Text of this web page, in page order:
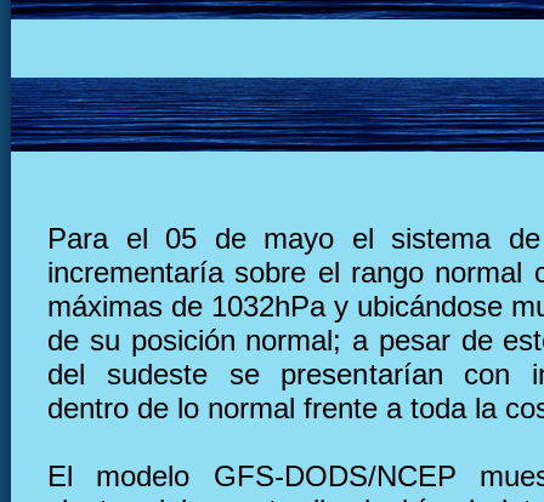
Para el 05 de mayo el sistema
incrementaría sobre el rango normal
máximas de 1032hPa y ubicándose
de su posición normal; a pesar de
del sudeste se presentarían con
dentro de lo normal frente a toda la
El modelo GFS-DODS/NCEP